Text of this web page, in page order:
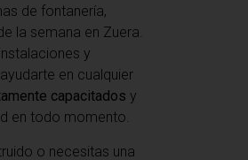
de fontanería,
la semana en Zuera.
y
en cualquier
capacitados y
en todo momento.
o necesitas una